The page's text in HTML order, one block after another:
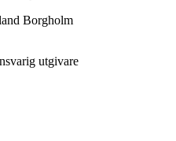
Borgholm
utgivare